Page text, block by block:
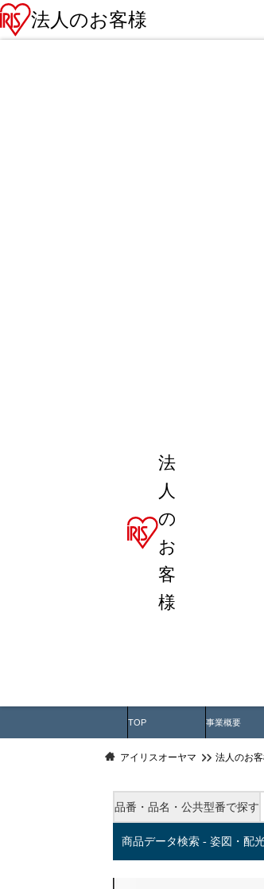
法人のお客様
法
人
の
お
客
様
TOP 事業概要
アイリスオーヤマ 法人のお
品番・品名・公共型番で探す
商品データ検索 - 姿図・配